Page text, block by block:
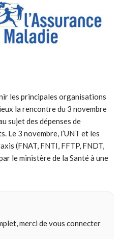
les principales organisations
la rencontre du 3 novembre
sujet des dépenses de
Le 3 novembre, l’UNT et les
(FNAT, FNTI, FFTP, FNDT,
le ministère de la Santé à une
merci de vous connecter